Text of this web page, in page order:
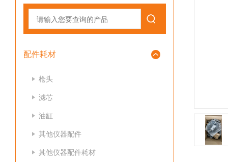
配件耗材
枪头
滤芯
油缸
其他仪器配件
其他仪器配件耗材